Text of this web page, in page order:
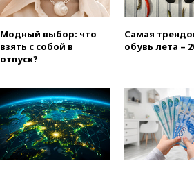
Модный выбор: что
взять с собой в
отпуск?
Самая
обувь лета –